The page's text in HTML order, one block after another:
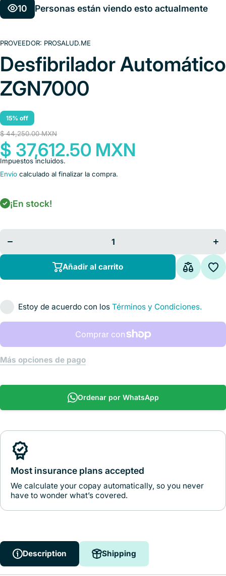
10 Personas están viendo esto actualmente
PROVEEDOR: PROSALUD.ME
Desfibrilador Automático
ZGN7000
15% off
$ 44,250.00 MXN
$ 37,612.50 MXN
Impuestos incluidos.
Envío calculado al finalizar la compra.
¡En stock!
cantidad
Desfibrilador
Añadir al carrito
Estoy de acuerdo con los Términos y Condiciones.
Más opciones de pago
Ordenar por WhatsApp
Most insurance plans accepted
We calculate your copay automatically, so you never
have to wonder what’s covered.
Description Shipping